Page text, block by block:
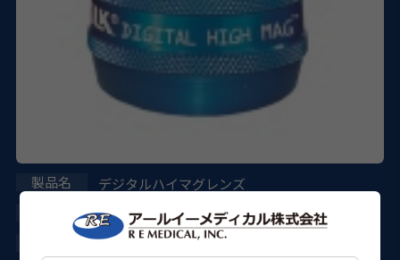
デジタルハイマグレンズ
VDGTLHM
27B1X00001VNCL02